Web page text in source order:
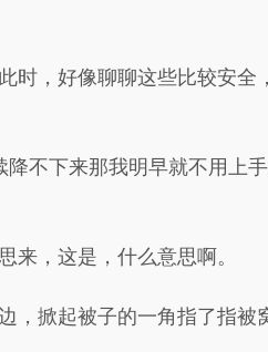
时，好像聊聊这些比较安
不下来那我明早就不用上
来，这是，什么意思啊。
，掀起被子的一角指了指被